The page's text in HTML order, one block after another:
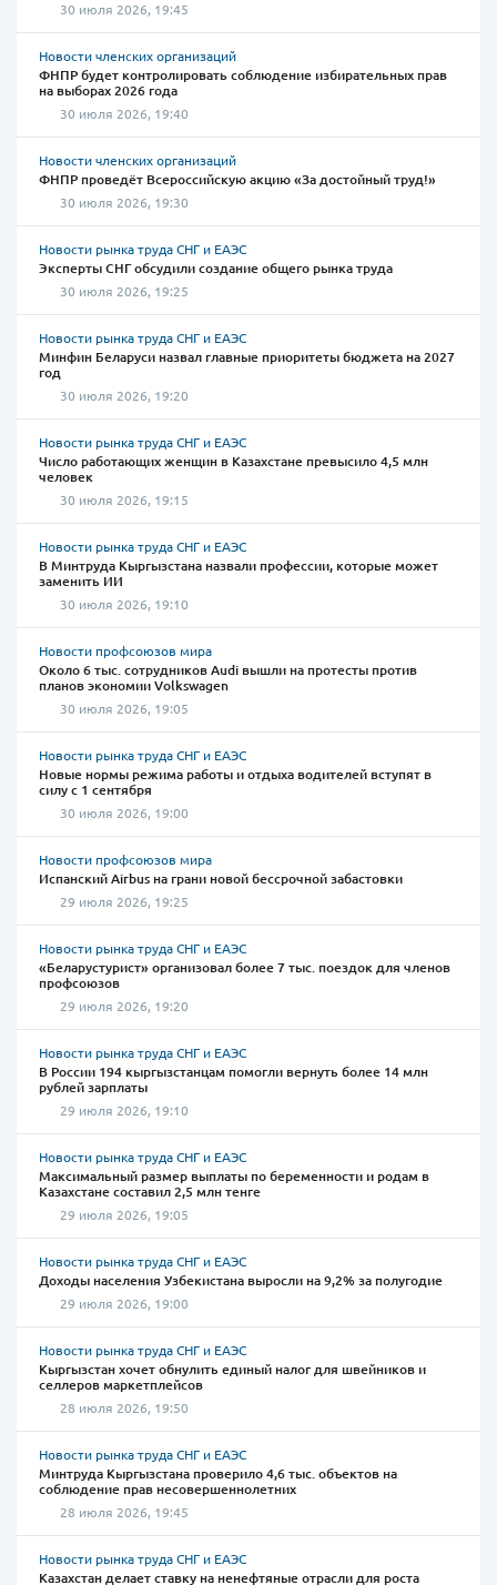
30 июля 2026, 19:45
Новости членских организаций
ФНПР будет контролировать соблюдение избирательных прав
на выборах 2026 года
30 июля 2026, 19:40
Новости членских организаций
ФНПР проведёт Всероссийскую акцию «За достойный труд!»
30 июля 2026, 19:30
Новости рынка труда СНГ и ЕАЭС
Эксперты СНГ обсудили создание общего рынка труда
30 июля 2026, 19:25
Новости рынка труда СНГ и ЕАЭС
Минфин Беларуси назвал главные приоритеты бюджета на 2027
год
30 июля 2026, 19:20
Новости рынка труда СНГ и ЕАЭС
Число работающих женщин в Казахстане превысило 4,5 млн
человек
30 июля 2026, 19:15
Новости рынка труда СНГ и ЕАЭС
В Минтруда Кыргызстана назвали профессии, которые может
заменить ИИ
30 июля 2026, 19:10
Новости профсоюзов мира
Около 6 тыс. сотрудников Audi вышли на протесты против
планов экономии Volkswagen
30 июля 2026, 19:05
Новости рынка труда СНГ и ЕАЭС
Новые нормы режима работы и отдыха водителей вступят в
силу с 1 сентября
30 июля 2026, 19:00
Новости профсоюзов мира
Испанский Airbus на грани новой бессрочной забастовки
29 июля 2026, 19:25
Новости рынка труда СНГ и ЕАЭС
«Беларустурист» организовал более 7 тыс. поездок для членов
профсоюзов
29 июля 2026, 19:20
Новости рынка труда СНГ и ЕАЭС
В России 194 кыргызстанцам помогли вернуть более 14 млн
рублей зарплаты
29 июля 2026, 19:10
Новости рынка труда СНГ и ЕАЭС
Максимальный размер выплаты по беременности и родам в
Казахстане составил 2,5 млн тенге
29 июля 2026, 19:05
Новости рынка труда СНГ и ЕАЭС
Доходы населения Узбекистана выросли на 9,2% за полугодие
29 июля 2026, 19:00
Новости рынка труда СНГ и ЕАЭС
Кыргызстан хочет обнулить единый налог для швейников и
селлеров маркетплейсов
28 июля 2026, 19:50
Новости рынка труда СНГ и ЕАЭС
Минтруда Кыргызстана проверило 4,6 тыс. объектов на
соблюдение прав несовершеннолетних
28 июля 2026, 19:45
Новости рынка труда СНГ и ЕАЭС
Казахстан делает ставку на ненефтяные отрасли для роста